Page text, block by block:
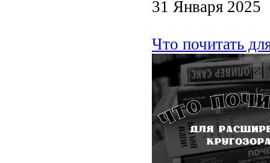
31 Января 2025
Что почитать